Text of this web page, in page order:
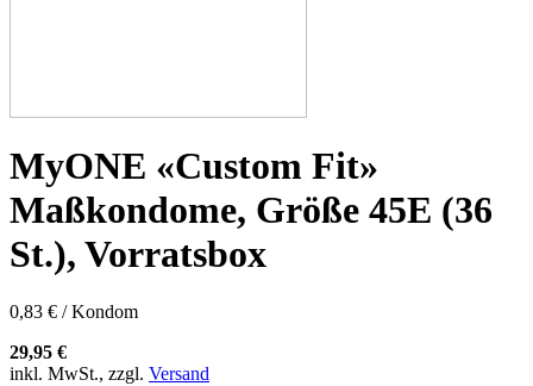
57H
57K
60E
60F
60G
60H
60K
60L
64E
64F
MyONE «Custom Fit»
Maßkondome, Größe 45E (36
St.), Vorratsbox
0,83 € / Kondom
29,95 €
inkl. MwSt., zzgl. Versand